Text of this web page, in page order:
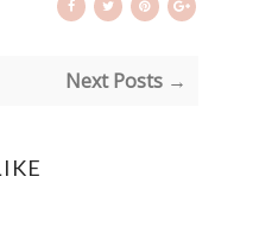
Next Posts →